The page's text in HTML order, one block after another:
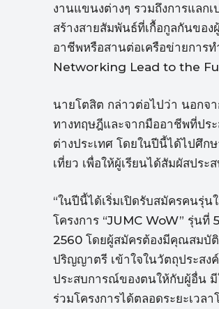
งานแขนงต่างๆ รวมถึงการแลก
สร้างสายสัมพันธ์ที่เกื้อกูลกันของ
อาชีพหรือสานต่อเครือข่ายการ
Networking Lead to the
นายโตสิต กล่าวต่อไปว่า นอกจ
ทางทฤษฎีและจากมืออาชีพที่ปร
ต่างประเทศ โดยในปีนี้ได้ไปศึก
เที่ยว เพื่อให้ผู้เรียนได้สัมผัสปร
“ในปีนี้ได้เริ่มเปิดรับสมัครคนรุ่น
โครงการ “JUMC WoW” รุ่น
2560 โดยผู้สมัครต้องมีคุณสมบั
ปริญญาตรี เข้าใจในวัตถุประสง
ประสบการณ์ของตนให้กับผู้อื่น มี
ร่วมโครงการได้ตลอดระยะเวล